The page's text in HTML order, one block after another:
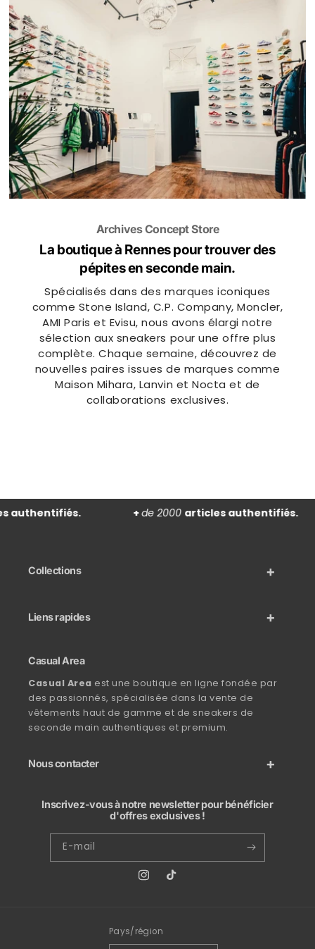
Archives Concept Store
La boutique à Rennespour trouver des
pépites en seconde main.
Spécialisés dans des marques iconiques
comme Stone Island, C.P. Company, Moncler,
AMI Paris et Evisu, nous avons élargi notre
sélection aux sneakers pour une offre plus
complète. Chaque semaine, découvrez de
nouvelles paires issues de marques comme
Maison Mihara, Lanvin et Nocta et de
collaborations exclusives.
authentifiés. +de 2000articles authentifiés.
Collections
Liens rapides
Casual Area
Casual Area est une boutique en ligne fondée par
des passionnés, spécialisée dans la vente de
vêtements haut de gamme et de sneakers de
seconde main authentiques et premium.
Nous contacter
Inscrivez-vous à notre newsletter pour bénéficier
d'offres exclusives !
E-mail
Instagram
TikTok
Pays/région